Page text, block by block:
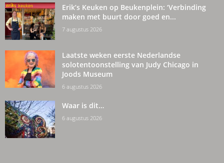
Erik’s Keuken op Beukenplein: ‘Verbinding
maken met buurt door goed en...
7 augustus 2026
Laatste weken eerste Nederlandse
solotentoonstelling van Judy Chicago in
Joods Museum
6 augustus 2026
Waar is dit…
6 augustus 2026